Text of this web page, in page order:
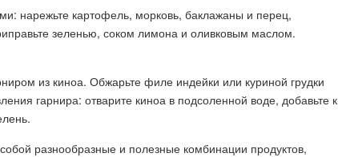
нарежьте картофель, морковь, баклажаны и перец,
зеленью, соком лимона и оливковым маслом.
из киноа. Обжарьте филе индейки или куриной грудки
гарнира: отварите киноа в подсоленной воде, добавьте к
разнообразные и полезные комбинации продуктов,